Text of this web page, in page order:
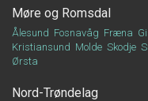
Møre og Romsdal
Ålesund Fosnavåg Fræna
Kristiansund Molde Skodje
Ørsta
Nord-Trøndelag